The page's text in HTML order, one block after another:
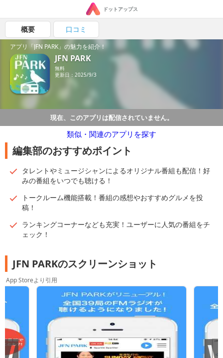
ドットアップス
概要 口コミ
アプリ「JFN PARK」の魅力を紹介！
JFN PARK
無料
更新日：2025/9/3
現在、このアプリは配信されていません。
類似・関連のアプリを探す
編集部のおすすめポイント
タレントやミュージシャンによるオリジナル番組も配信！好
みの番組をいつでも聴ける！
トークルーム機能搭載！番組の感想やおすすめグルメを投
稿！
ランキングコーナーなども充実！ユーザーに人気の番組をチ
ェック！
JFN PARKのスクリーンショット
App Storeより引用